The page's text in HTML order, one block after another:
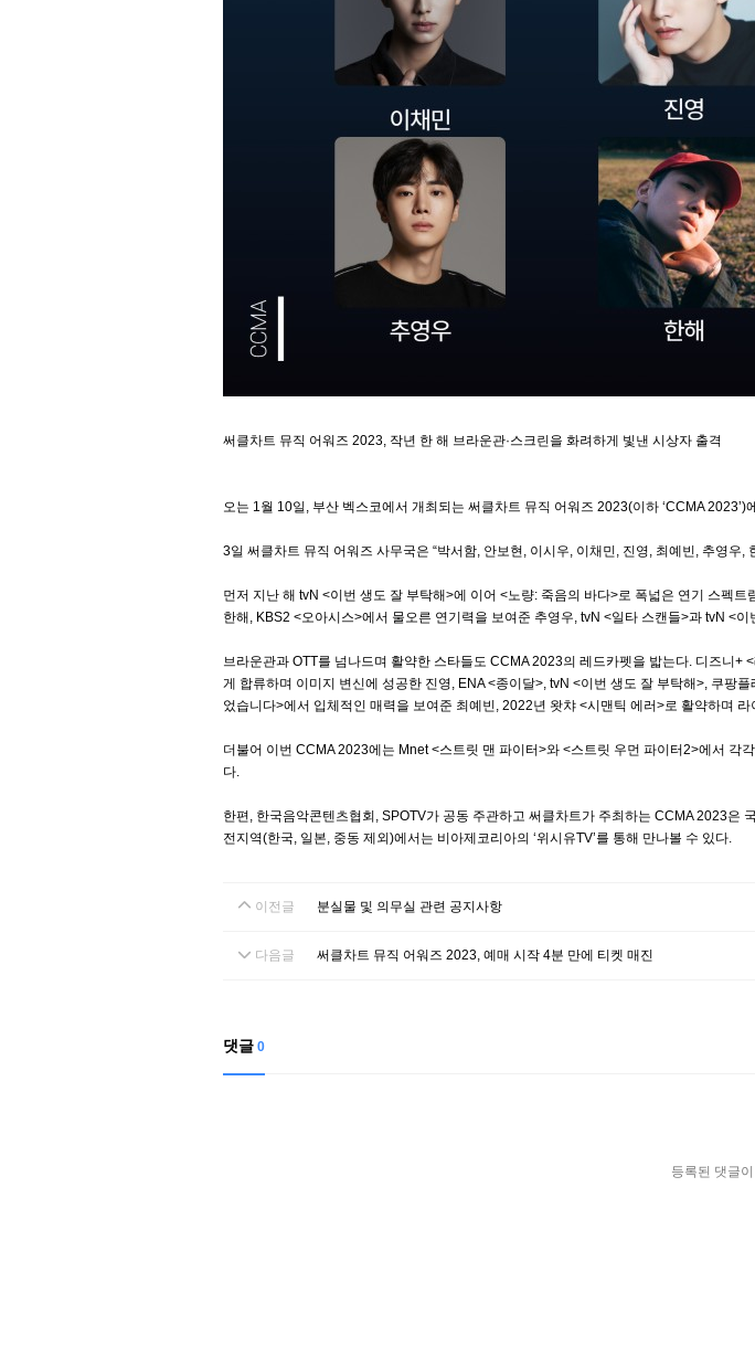
써클차트 뮤직 어워즈 2023, 작년 한 해 브라운관·스크린을 화려하게 빛낸 시상자 출격
오는 1월 10일, 부산 벡스코에서 개최되는 써클차트 뮤직 어워즈 2023(이하 ‘CCMA
3일 써클차트 뮤직 어워즈 사무국은 “박서함, 안보현, 이시우, 이채민, 진영, 최예빈, 추영
먼저 지난 해 tvN <이번 생도 잘 부탁해>에 이어 <노량: 죽음의 바다>로 폭넓은 연기 스펙
한해, KBS2 <오아시스>에서 물오른 연기력을 보여준 추영우, tvN <일타 스캔들>과 tvN <
브라운관과 OTT를 넘나드며 활약한 스타들도 CCMA 2023의 레드카펫을 밟는다. 디즈니
게 합류하며 이미지 변신에 성공한 진영, ENA <종이달>, tvN <이번 생도 잘 부탁해>, 쿠팡
었습니다>에서 입체적인 매력을 보여준 최예빈, 2022년 왓챠 <시맨틱 에러>로 활약하며
더불어 이번 CCMA 2023에는 Mnet <스트릿 맨 파이터>와 <스트릿 우먼 파이터2>에서 각
다.
한편, 한국음악콘텐츠협회, SPOTV가 공동 주관하고 써클차트가 주최하는 CCMA 2023은
전지역(한국, 일본, 중동 제외)에서는 비아제코리아의 ‘위시유TV’를 통해 만나볼 수 있다.
이전글 분실물 및 의무실 관련 공지사항
다음글 써클차트 뮤직 어워즈 2023, 예매 시작 4분 만에 티켓 매진
댓글 0
등록된 댓글